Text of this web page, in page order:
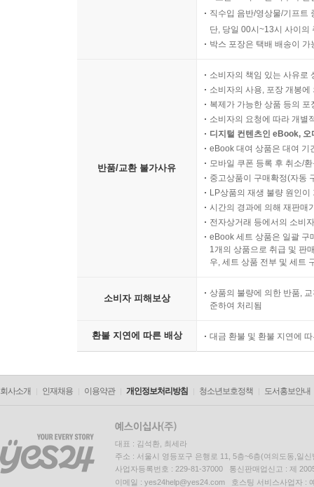
직수입 음반/영상물/기프트
단, 당일 00시~13시 사이의
박스 포장은 택배 배송이
반품/교환 불가사유
소비자의 책임 있는 사유로
소비자의 사용, 포장 개봉
복제가 가능한 상품 등의
소비자의 요청에 따라 개별
디지털 컨텐츠인 eBook,
eBook 대여 상품은 대여 기
모바일 쿠폰 등록 후 취소/
중고상품이 구매확정(자동
LP상품의 재생 불량 원인
시간의 경과에 의해 재판매
전자상거래 등에서의 소비
eBook 세트 상품은 일괄 구
1개의 상품으로 취급 및 판
우, 세트 상품 전부 및 세트
소비자 피해보상
상품의 불량에 의한 반품,
준하여 처리됨
환불 지연에 따른 배상 대금 환불 및 환불 지연에
회사소개 인재채용 이용약관 개인정보처리방침 청소년보호정책 도서홍보안내
대표 : 김석환, 최세라
주소 : 서울시 영등포구 은행로 11, 5층~6층(여의도동,일신
사업자등록번호 : 229-81-37000 통신판매업신고 : 제
이메일 : yes24help@yes24.com 호스팅 서비스사업자 :